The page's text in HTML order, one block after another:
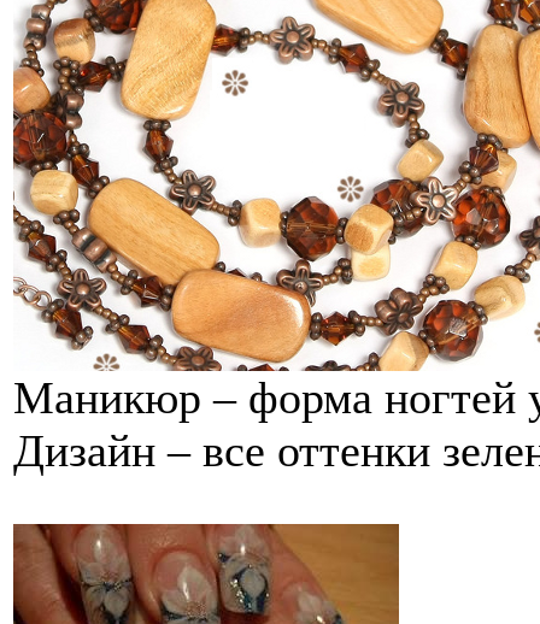
Маникюр – форма ногтей
Дизайн – все оттенки